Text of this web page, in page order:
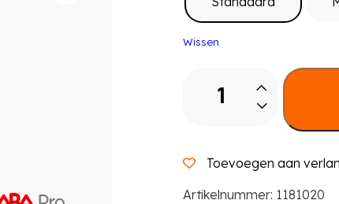
Wissen
peuterbed
Toevoegen aan
Artikelnummer: 1181020